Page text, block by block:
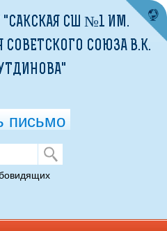
"САКСКАЯ СШ №1 ИМ.
СОВЕТСКОГО СОЮЗА В.К.
письмо